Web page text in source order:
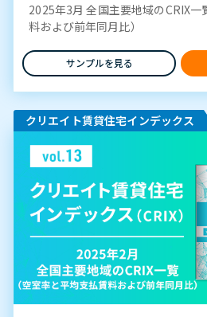
2025年3月 全国主要地域のCRIX
料および前年同月比）
サンプルを見る
クリエイト賃貸住宅インデックス